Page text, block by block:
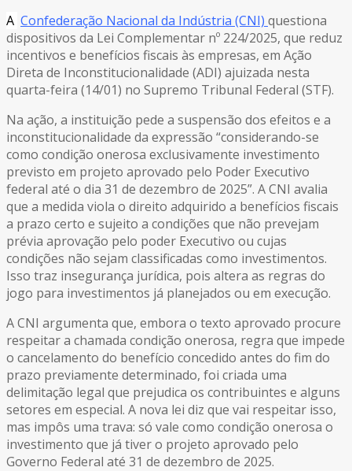
A Confederação Nacional da Indústria (CNI) questiona
dispositivos da Lei Complementar nº 224/2025, que reduz
incentivos e benefícios fiscais às empresas, em Ação
Direta de Inconstitucionalidade (ADI) ajuizada nesta
quarta-feira (14/01) no Supremo Tribunal Federal (STF).
Na ação, a instituição pede a suspensão dos efeitos e a
inconstitucionalidade da expressão “considerando-se
como condição onerosa exclusivamente investimento
previsto em projeto aprovado pelo Poder Executivo
federal até o dia 31 de dezembro de 2025”. A CNI avalia
que a medida viola o direito adquirido a benefícios fiscais
a prazo certo e sujeito a condições que não prevejam
prévia aprovação pelo poder Executivo ou cujas
condições não sejam classificadas como investimentos.
Isso traz insegurança jurídica, pois altera as regras do
jogo para investimentos já planejados ou em execução.
A CNI argumenta que, embora o texto aprovado procure
respeitar a chamada condição onerosa, regra que impede
o cancelamento do benefício concedido antes do fim do
prazo previamente determinado, foi criada uma
delimitação legal que prejudica os contribuintes e alguns
setores em especial. A nova lei diz que vai respeitar isso,
mas impôs uma trava: só vale como condição onerosa o
investimento que já tiver o projeto aprovado pelo
Governo Federal até 31 de dezembro de 2025.